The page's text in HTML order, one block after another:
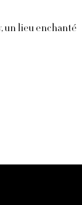
un lieu enchanté